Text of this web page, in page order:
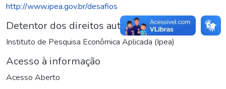
http://www.ipea.gov.br/desafios
Detentor dos direitos autorais
Instituto de Pesquisa Econômica Aplicada (Ipea)
Acesso à informação
Acesso Aberto